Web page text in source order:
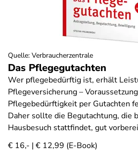
Das Pflegegutachten
Wer pflegebedürftig ist, erhält
Pflegeversicherung –
Pflegebedürftigkeit per Gutachten
Daher sollte die Begutachtung, die
Hausbesuch stattfindet, gut
€ 16,- | € 12,99 (E-Book)
Quelle: Verbraucherzentrale